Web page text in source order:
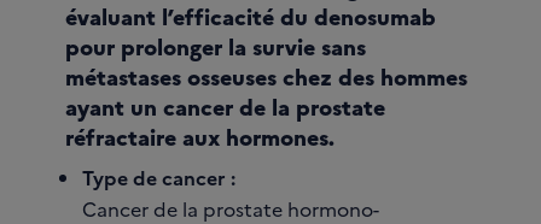
évaluant l’efficacité du denosumab
pour prolonger la survie sans
métastases osseuses chez des hommes
ayant un cancer de la prostate
réfractaire aux hormones.
Type de cancer :
Cancer de la prostate hormono-